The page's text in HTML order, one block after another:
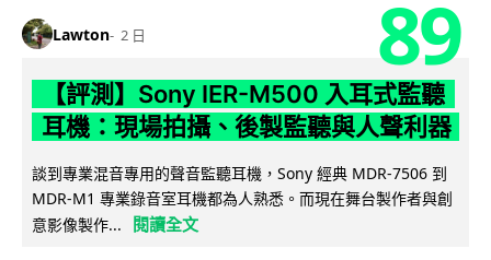
Lawton 2 日 89
【評測】Sony IER-M500 入耳式監聽
耳機：現場拍攝、後製監聽與人聲利器
談到專業混音專用的聲音監聽耳機，Sony 經典 MDR-7506 到
MDR-M1 專業錄音室耳機都為人熟悉。而現在舞台製作者與創
意影像製作...
閱讀全文